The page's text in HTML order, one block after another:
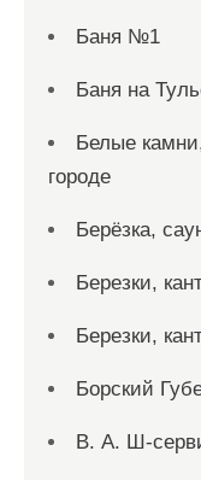
Баня №1
Баня на
Белые
городе
Берёзка,
Березки,
Березки,
Борский
В. А. Ш-